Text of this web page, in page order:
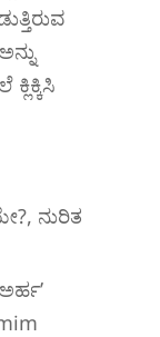
, ನುರಿತ